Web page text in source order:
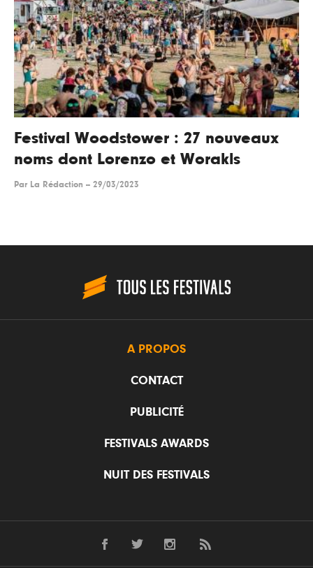
Festival Woodstower : 27 nouveaux
noms dont Lorenzo et Worakls
Par La Rédaction -- 29/03/2023
A PROPOS
CONTACT
PUBLICITÉ
FESTIVALS AWARDS
NUIT DES FESTIVALS